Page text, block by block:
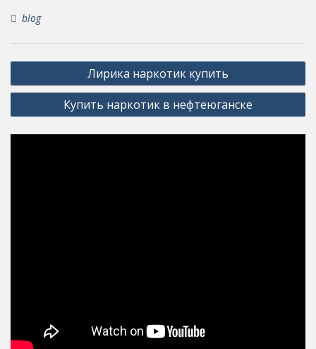
blog
Post
navigation
Лирика наркотик купить
Купить наркотик в нефтеюганске